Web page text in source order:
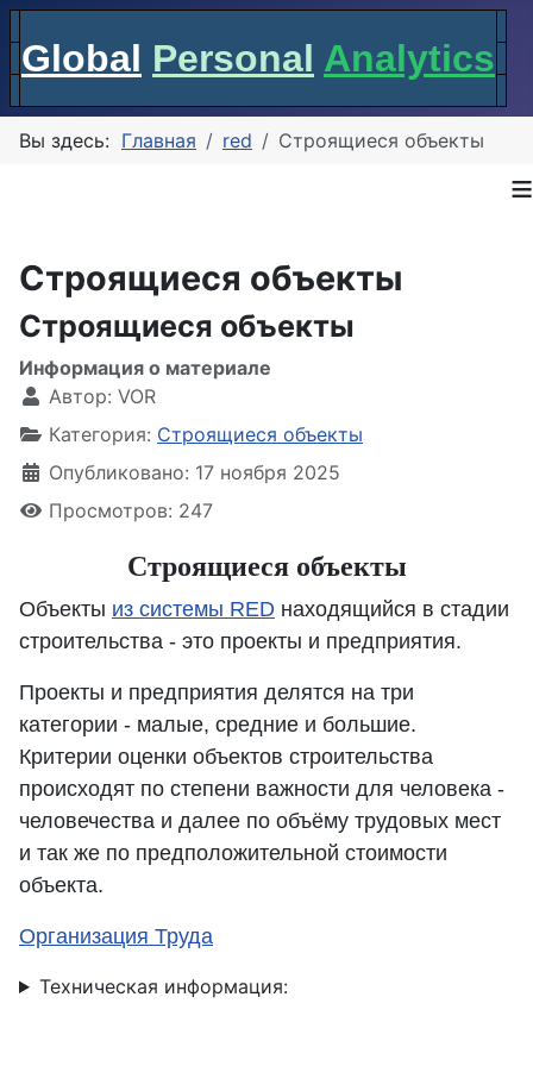
Global Personal Analytics
Вы здесь: Главная red Строящиеся объекты
≡
Строящиеся объекты
Строящиеся объекты
Информация о материале
Автор: VOR
Категория: Строящиеся объекты
Опубликовано: 17 ноября 2025
Просмотров: 247
Строящиеся объекты
Объекты из системы RED находящийся в стадии
строительства - это проекты и предприятия.
Проекты и предприятия делятся на три
категории - малые, средние и большие.
Критерии оценки объектов строительства
происходят по степени важности для человека -
человечества и далее по объёму трудовых мест
и так же по предположительной стоимости
объекта.
Организация Труда
Техническая информация: